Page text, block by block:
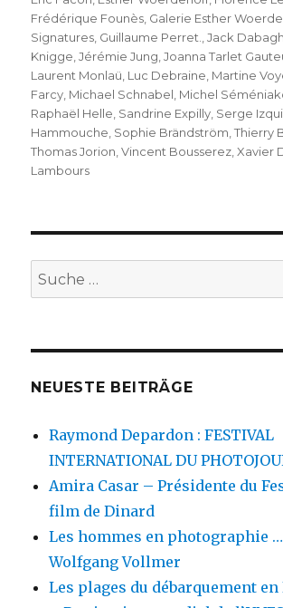
Frédérique Founès Galerie Esther
Signatures Guillaume Perret. ,Jack
Knigge ,Jérémie Jung ,Joanna Tarlet
Laurent Monlaü Luc Debraine Martine
Farcy Michael Schnabel Michel
Raphaël Helle Sandrine Expilly Serge
Hammouche Sophie Brändström ,Thierry
Thomas Jorion ,Vincent Bousserez ,Xavier
Lambours
Suche
nach:
NEUESTE BEITRÄGE
Raymond Depardon : FESTIVAL
INTERNATIONAL DU
Amira Casar – Présidente du
film de Dinard
Les hommes en photographie
Wolfgang Vollmer
Les plages du débarquement